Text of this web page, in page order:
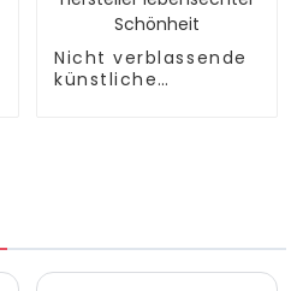
Nicht verblassende
künstliche